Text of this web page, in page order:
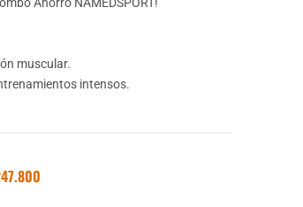
muscular.
intensos.
Current